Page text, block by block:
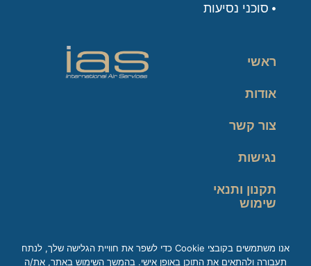
סוכני נסיעות
ראשי
אודות
צור קשר
נגישות
תקנון ותנאי
שימוש
אנו משתמשים בקובצי Cookie כדי לשפר את חוויית הגלישה שלך, לנתח
תעבורה ולהתאים את התוכן באופן אישי. בהמשך השימוש באתר, את/ה